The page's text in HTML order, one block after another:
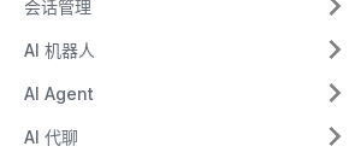
会话管理
AI 机器人
AI Agent
AI 代聊